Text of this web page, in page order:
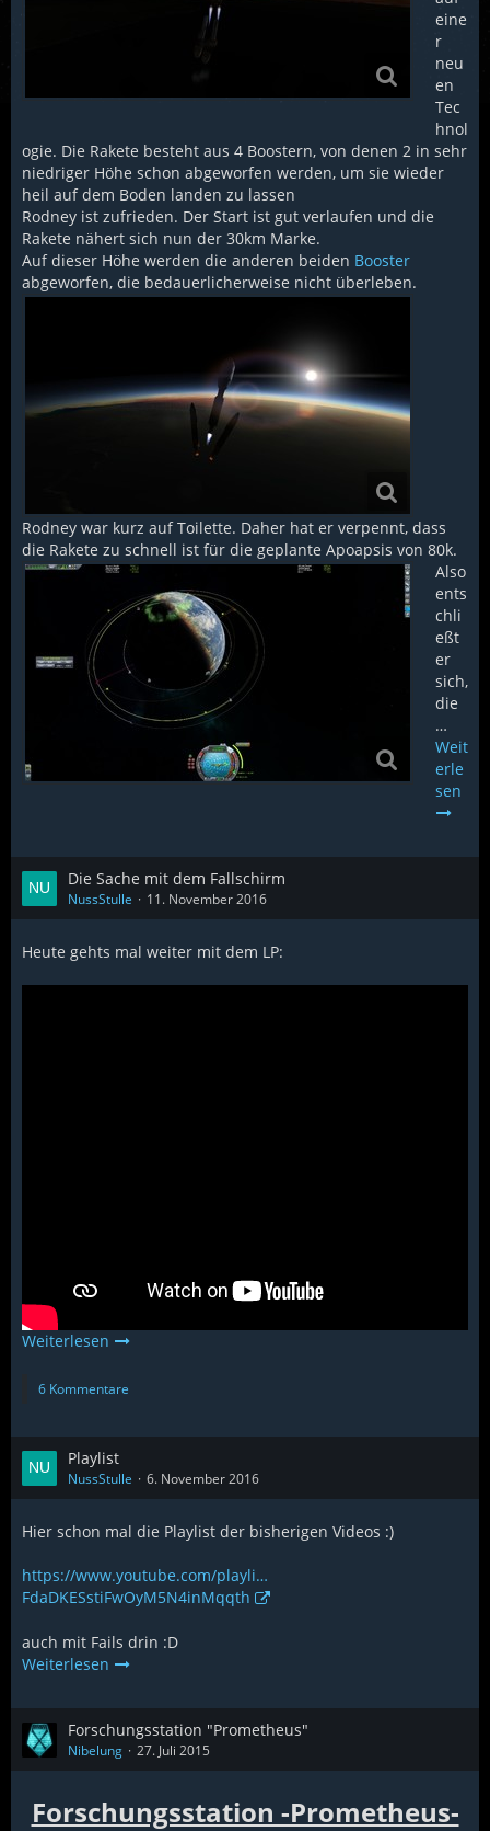
eine
r
neu
en
Tec
hnol
ogie. Die Rakete besteht aus 4 Boostern, von denen 2 in sehr
niedriger Höhe schon abgeworfen werden, um sie wieder
heil auf dem Boden landen zu lassen
Rodney ist zufrieden. Der Start ist gut verlaufen und die
Rakete nähert sich nun der 30km Marke.
Auf dieser Höhe werden die anderen beiden Booster
abgeworfen, die bedauerlicherweise nicht überleben.
Rodney war kurz auf Toilette. Daher hat er verpennt, dass
die Rakete zu schnell ist für die geplante Apoapsis von 80k.
Also
ents
chli
eßt
er
sich,
die
…
Weit
erle
sen
Die Sache mit dem Fallschirm
NussStulle 11. November 2016
Heute gehts mal weiter mit dem LP:
Weiterlesen
6 Kommentare
Playlist
NussStulle 6. November 2016
Hier schon mal die Playlist der bisherigen Videos :)
https://www.youtube.com/playli…
FdaDKESstiFwOyM5N4inMqqth
auch mit Fails drin :D
Weiterlesen
Forschungsstation "Prometheus"
Nibelung 27. Juli 2015
Forschungsstation -Prometheus-